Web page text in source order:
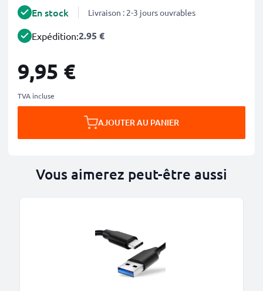
En stock Livraison : 2-3 jours ouvrables
Expédition:2.95 €
9,95 €
TVA incluse
AJOUTER AU PANIER
Vous aimerez peut-être aussi